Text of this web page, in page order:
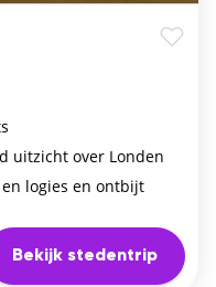
uitzicht over Londen
logies en ontbijt
Bekijk stedentrip